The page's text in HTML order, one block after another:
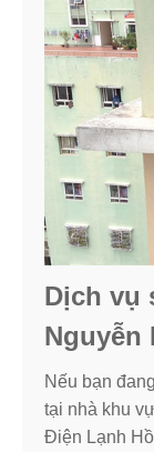
Dịch vụ
Nguyễn
Nếu bạn
tại nhà khu
Điện Lạnh